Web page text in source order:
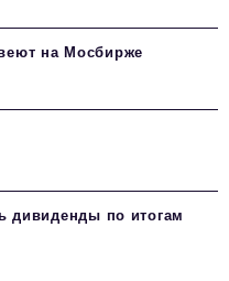
на Мосбирже
дивиденды по итогам